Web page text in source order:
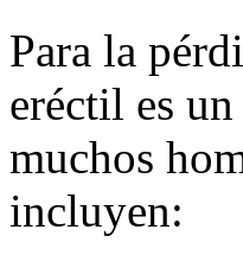
Para la
eréctil es
muchos
incluyen: